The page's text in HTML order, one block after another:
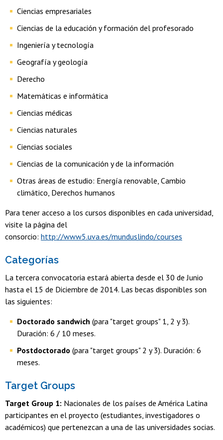
Ciencias empresariales
Ciencias de la educación y formación del profesorado
Ingeniería y tecnología
Geografía y geología
Derecho
Matemáticas e informática
Ciencias médicas
Ciencias naturales
Ciencias sociales
Ciencias de la comunicación y de la información
Otras áreas de estudio: Energía renovable, Cambio
climático, Derechos humanos
Para tener acceso a los cursos disponibles en cada universidad,
visite la página del
consorcio: http://www5.uva.es/munduslindo/courses
Categorías
La tercera convocatoria estará abierta desde el 30 de Junio
hasta el 15 de Diciembre de 2014. Las becas disponibles son
las siguientes:
Doctorado sandwich (para "target groups" 1, 2 y 3).
Duración: 6 / 10 meses.
Postdoctorado (para "target groups" 2 y 3). Duración: 6
meses.
Target Groups
Target Group 1: Nacionales de los países de América Latina
participantes en el proyecto (estudiantes, investigadores o
académicos) que pertenezcan a una de las universidades socias.